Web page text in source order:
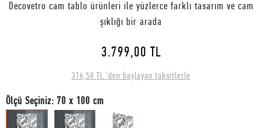
Decovetro cam tablo ürünleri ile yüzlerce farklı tasarım ve cam
şıklığı bir arada
3.799,00 TL
316,58 TL 'den başlayan taksitlerle
Ölçü Seçiniz: 70 x 100 cm